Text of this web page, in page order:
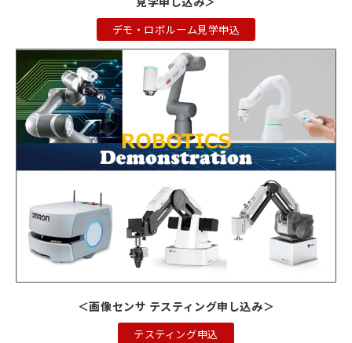
デモ・ロボルーム見学申込
＜画像センサ テスティング申し込み＞
テスティング申込